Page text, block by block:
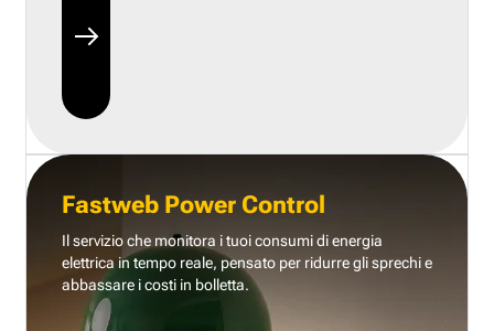
Fastweb Power Control
Il servizio che monitora i tuoi consumi di energia
elettrica in tempo reale, pensato per ridurre gli sprechi e
abbassare i costi in bolletta.